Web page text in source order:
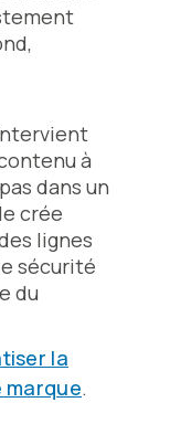
à
dans un
crée
lignes
sécurité
du
la
marque.